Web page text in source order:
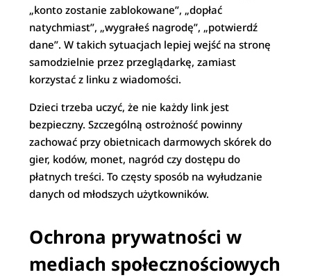
„konto zostanie zablokowane”, „dopłać
natychmiast”, „wygrałeś nagrodę”, „potwierdź
dane”. W takich sytuacjach lepiej wejść na stronę
samodzielnie przez przeglądarkę, zamiast
korzystać z linku z wiadomości.
Dzieci trzeba uczyć, że nie każdy link jest
bezpieczny. Szczególną ostrożność powinny
zachować przy obietnicach darmowych skórek do
gier, kodów, monet, nagród czy dostępu do
płatnych treści. To częsty sposób na wyłudzanie
danych od młodszych użytkowników.
Ochrona prywatności w
mediach społecznościowych